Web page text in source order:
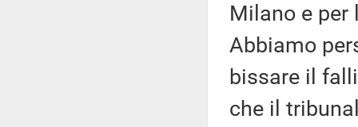
Milano e per
Abbiamo
bissare il
che il